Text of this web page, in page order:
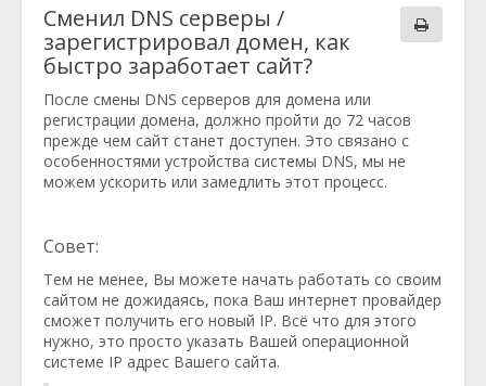
Сменил DNS серверы /
зарегистрировал домен, как
быстро заработает сайт?
После смены DNS серверов для домена или
регистрации домена, должно пройти до 72 часов
прежде чем сайт станет доступен. Это связано с
особенностями устройства системы DNS, мы не
можем ускорить или замедлить этот процесс.
Совет:
Тем не менее, Вы можете начать работать со своим
сайтом не дожидаясь, пока Ваш интернет провайдер
сможет получить его новый IP. Всё что для этого
нужно, это просто указать Вашей операционной
системе IP адрес Вашего сайта.